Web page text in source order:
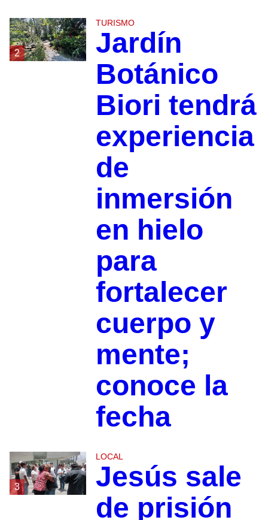
2
TURISMO
Jardín
Botánico
Biori tendrá
experiencia
de
inmersión
en hielo
para
fortalecer
cuerpo y
mente;
conoce la
fecha
3
LOCAL
Jesús sale
de prisión